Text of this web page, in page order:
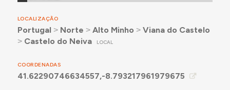
LOCALIZAÇÃO
Portugal ˃ Norte ˃ Alto Minho ˃ Viana do Castelo
˃ Castelo do Neiva LOCAL
COORDENADAS
41.62290746634557,-8.793217961979675